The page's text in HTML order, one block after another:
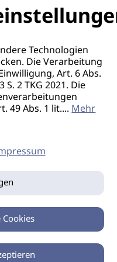
Technologien
Die Verarbeitung
Art. 6 Abs.
S. 2 TKG 2021. Die
49 Abs. 1 lit....Mehr